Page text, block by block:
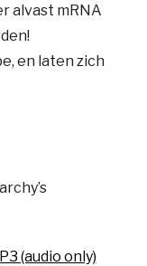
alvast mRNA
en laten zich
(audio only)